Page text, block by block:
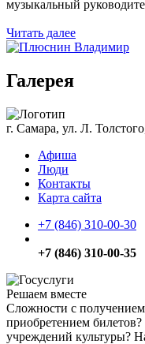
музыкальный
Читать далее
Галерея
г. Самара, ул. Л.
Афиша
Люди
Контакты
Карта сайта
+7 (846) 310-00-30
+7 (846) 310-00-35
Решаем вместе
Сложности с
приобретением
учреждений культуры?